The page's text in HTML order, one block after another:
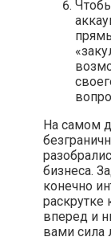
На самом
бизнеса.
конечно
раскрутке
вперед и
вами сила